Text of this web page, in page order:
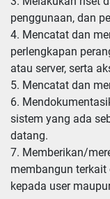
penggunaan, dan
4. Mencatat dan
perlengkapan
atau server, serta
5. Mencatat dan
6.
sistem yang ada
datang.
7. Memberikan/
membangun
kepada user